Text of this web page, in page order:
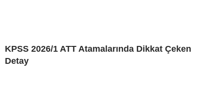
KPSS 2026/1 ATT Atamalarında Dikkat Çeken
Detay